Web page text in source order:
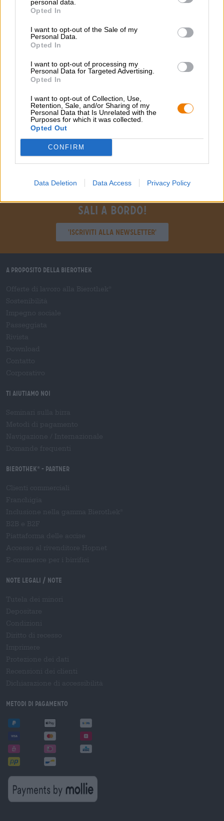
personal data.
Opted In
I want to opt-out of the Sale of my
Personal Data.
Opted In
I want to opt-out of processing my
Personal Data for Targeted Advertising.
Opted In
I want to opt-out of Collection, Use,
Retention, Sale, and/or Sharing of my
Personal Data that Is Unrelated with the
Purposes for which it was collected.
Opted Out
CONFIRM
Data Deletion Data Access Privacy Policy
Sali a bordo!
'Iscriviti alla newsletter'
A proposito della Bierothek
Ti aiutiamo noi
Bierothek - Partner
Note legali / Note
Metodi di pagamento